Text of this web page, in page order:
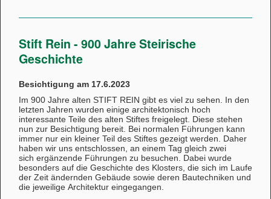
Stift Rein - 900 Jahre Steirische
Geschichte
Besichtigung am 17.6.2023
Im 900 Jahre alten STIFT REIN gibt es viel zu sehen. In den
letzten Jahren wurden einige architektonisch hoch
interessante Teile des alten Stiftes freigelegt. Diese stehen
nun zur Besichtigung bereit. Bei normalen Führungen kann
immer nur ein kleiner Teil des Stiftes gezeigt werden. Daher
haben wir uns entschlossen, an einem Tag gleich zwei
sich ergänzende Führungen zu besuchen. Dabei wurde
besonders auf die Geschichte des Klosters, die sich im Laufe
der Zeit ändernden Gebäude sowie deren Bautechniken und
die jeweilige Architektur eingegangen.